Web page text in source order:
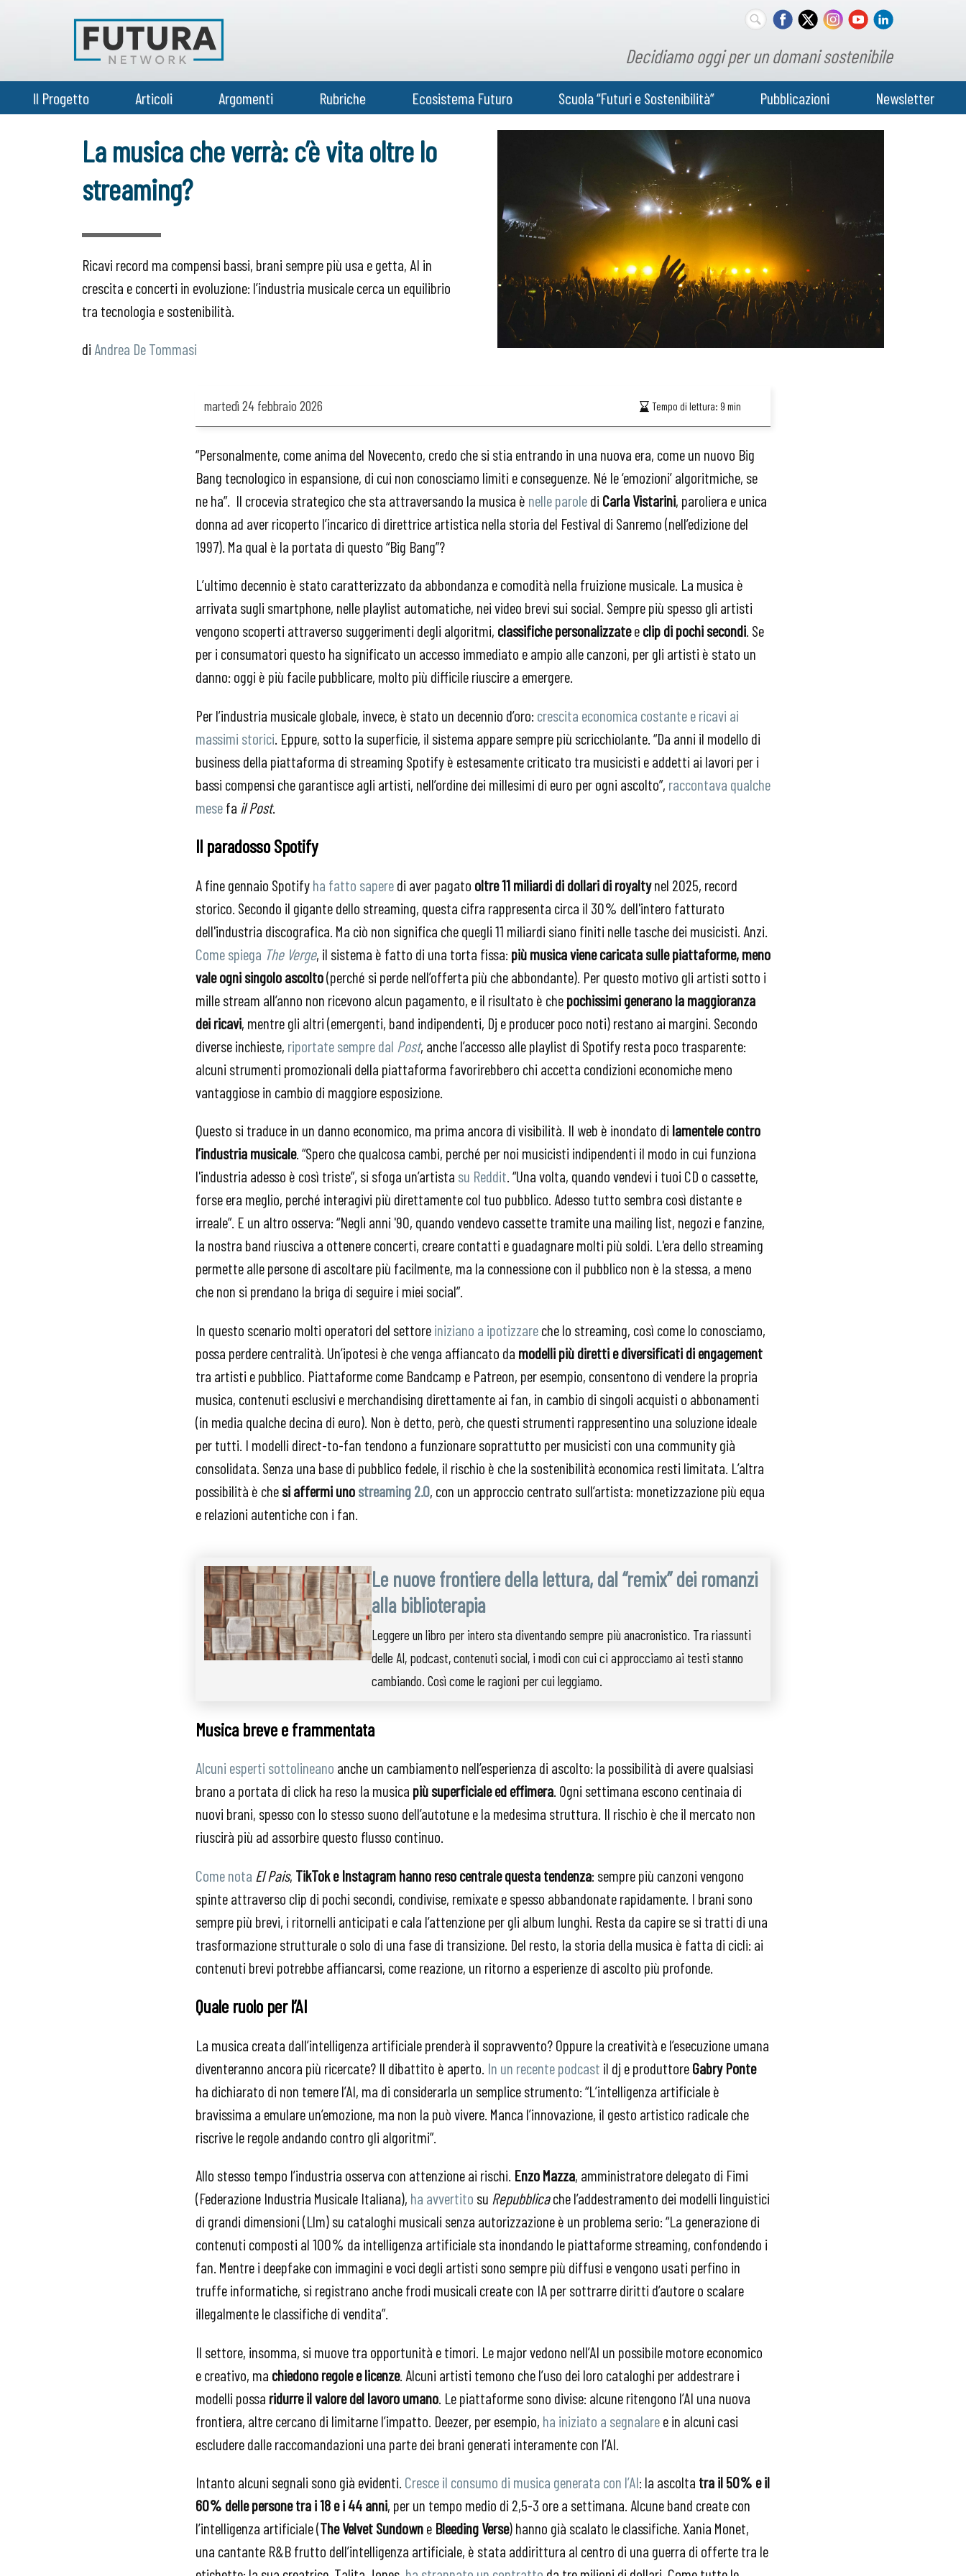
Decidiamo oggi per un domani sostenibile
Il Progetto Articoli Argomenti Rubriche Ecosistema Futuro Scuola “Futuri e Sostenibilità” Pubblicazioni Newsletter
La musica che verrà: c’è vita oltre lo
streaming?
Ricavi record ma compensi bassi, brani sempre più usa e getta, AI in
crescita e concerti in evoluzione: l’industria musicale cerca un equilibrio
tra tecnologia e sostenibilità.
Andrea De Tommasi
martedì 24 febbraio 2026 Tempo di lettura:9 min
“Personalmente, come anima del Novecento, credo che si stia entrando in una nuova era, come un nuovo Big
Bang tecnologico in espansione, di cui non conosciamo limiti e conseguenze. Né le ‘emozioni’ algoritmiche, se
ne ha”. Il crocevia strategico che sta attraversando la musica è nelle paroledi Carla Vistarini, paroliera e unica
donna ad aver ricoperto l’incarico di direttrice artistica nella storia del Festival di Sanremo (nell’edizione del
1997). Ma qual è la portata di questo “Big Bang”?
L’ultimo decennio è stato caratterizzato da abbondanza e comodità nella fruizione musicale. La musica è
arrivata sugli smartphone, nelle playlist automatiche, nei video brevi sui social. Sempre più spesso gli artisti
vengono scoperti attraverso suggerimenti degli algoritmi, classifiche personalizzateeclip di pochi secondi . Se
per i consumatori questo ha significato un accesso immediato e ampio alle canzoni, per gli artisti è stato un
danno: oggi è più facile pubblicare, molto più difficile riuscire a emergere.
Per l’industria musicale globale, invece, è stato un decennio d’oro: crescita economica costante e ricavi ai
massimi storici . Eppure, sotto la superficie, il sistema appare sempre più scricchiolante. “Da anni il modello di
business della piattaforma di streaming Spotify è estesamente criticato tra musicisti e addetti ai lavori per i
bassi compensi che garantisce agli artisti, nell’ordine dei millesimi di euro per ogni ascolto”, raccontava qualche
mesefa il Post.
Il paradosso Spotify
A fine gennaio Spotifyha fatto saperedi aver pagato oltre 11 miliardi di dollari di royaltynel 2025, record
storico. Secondo il gigante dello streaming, questa cifra rappresenta circa il 30% dell'intero fatturato
dell'industria discografica. Ma ciò non significa che quegli 11 miliardi siano finiti nelle tasche dei musicisti. Anzi.
Come spiega The Verge, il sistema è fatto di una torta fissa: più musica viene caricata sulle piattaforme, meno
vale ogni singolo ascolto(perché si perde nell’offerta più che abbondante). Per questo motivo gli artisti sotto i
mille stream all’anno non ricevono alcun pagamento, e il risultato è chepochissimi generano la maggioranza
dei ricavi, mentre gli altri (emergenti, band indipendenti, Dj e producer poco noti) restano ai margini. Secondo
diverse inchieste, riportate sempre dal Post, anche l’accesso alle playlist di Spotify resta poco trasparente:
alcuni strumenti promozionali della piattaforma favorirebbero chi accetta condizioni economiche meno
vantaggiose in cambio di maggiore esposizione.
Questo si traduce in un danno economico, ma prima ancora di visibilità. Il web è inondato di lamentele contro
l’industria musicale. “Spero che qualcosa cambi, perché per noi musicisti indipendenti il modo in cui funziona
l'industria adesso è così triste”, si sfoga un’artista su Reddit. “Una volta, quando vendevi i tuoi CD o cassette,
forse era meglio, perché interagivi più direttamente col tuo pubblico. Adesso tutto sembra così distante e
irreale”. E un altro osserva: “Negli anni '90, quando vendevo cassette tramite una mailing list, negozi e fanzine,
la nostra band riusciva a ottenere concerti, creare contatti e guadagnare molti più soldi. L'era dello streaming
permette alle persone di ascoltare più facilmente, ma la connessione con il pubblico non è la stessa, a meno
che non si prendano la briga di seguire i miei social”.
In questo scenario molti operatori del settoreiniziano a ipotizzareche lo streaming, così come lo conosciamo,
possa perdere centralità. Un’ipotesi è che venga affiancato da modelli più diretti e diversificati di engagement
tra artisti e pubblico. Piattaforme come Bandcamp e Patreon, per esempio, consentono di vendere la propria
musica, contenuti esclusivi e merchandising direttamente ai fan, in cambio di singoli acquisti o abbonamenti
(in media qualche decina di euro). Non è detto, però, che questi strumenti rappresentino una soluzione ideale
per tutti. I modelli direct-to-fan tendono a funzionare soprattutto per musicisti con una community già
consolidata. Senza una base di pubblico fedele, il rischio è che la sostenibilità economica resti limitata. L’altra
possibilità è chesi affermi unostreaming 2.0, con un approccio centrato sull’artista: monetizzazione più equa
e relazioni autentiche con i fan.
Le nuove frontiere della lettura, dal “remix” dei romanzi
alla biblioterapia
Leggere un libro per intero sta diventando sempre più anacronistico. Tra riassunti
delle AI, podcast, contenuti social, i modi con cui ci approcciamo ai testi stanno
cambiando. Così come le ragioni per cui leggiamo.
Musica breve e frammentata
Alcuni esperti sottolineano anche un cambiamento nell’esperienza di ascolto: la possibilità di avere qualsiasi
brano a portata di click ha reso la musica più superficiale ed effimera. Ogni settimana escono centinaia di
nuovi brani, spesso con lo stesso suono dell’autotune e la medesima struttura. Il rischio è che il mercato non
riuscirà più ad assorbire questo flusso continuo.
Come nota El Pais, TikTok e Instagram hanno reso centrale questa tendenza: sempre più canzoni vengono
spinte attraverso clip di pochi secondi, condivise, remixate e spesso abbandonate rapidamente. I brani sono
sempre più brevi, i ritornelli anticipati e cala l’attenzione per gli album lunghi. Resta da capire se si tratti di una
trasformazione strutturale o solo di una fase di transizione. Del resto, la storia della musica è fatta di cicli: ai
contenuti brevi potrebbe affiancarsi, come reazione, un ritorno a esperienze di ascolto più profonde.
Quale ruolo per l’AI
La musica creata dall’intelligenza artificiale prenderà il sopravvento? Oppure la creatività e l’esecuzione umana
diventeranno ancora più ricercate? Il dibattito è aperto. In un recente podcast il dj e produttoreGabry Ponte
ha dichiarato di non temere l’AI, ma di considerarla un semplice strumento: “L’intelligenza artificiale è
bravissima a emulare un’emozione, ma non la può vivere. Manca l’innovazione, il gesto artistico radicale che
riscrive le regole andando contro gli algoritmi”.
Allo stesso tempo l’industria osserva con attenzione ai rischi. Enzo Mazza, amministratore delegato di Fimi
(Federazione Industria Musicale Italiana), ha avvertito su Repubblicache l’addestramento dei modelli linguistici
di grandi dimensioni (Llm) su cataloghi musicali senza autorizzazione è un problema serio: “La generazione di
contenuti composti al 100% da intelligenza artificiale sta inondando le piattaforme streaming, confondendo i
fan. Mentre i deepfake con immagini e voci degli artisti sono sempre più diffusi e vengono usati perfino in
truffe informatiche, si registrano anche frodi musicali create con IA per sottrarre diritti d’autore o scalare
illegalmente le classifiche di vendita”.
Il settore, insomma, si muove tra opportunità e timori. Le major vedono nell’AI un possibile motore economico
e creativo, ma chiedono regole e licenze. Alcuni artisti temono che l’uso dei loro cataloghi per addestrare i
modelli possa ridurre il valore del lavoro umano . Le piattaforme sono divise: alcune ritengono l’AI una nuova
frontiera, altre cercano di limitarne l’impatto. Deezer, per esempio, ha iniziato a segnalaree in alcuni casi
escludere dalle raccomandazioni una parte dei brani generati interamente con l’AI.
Intanto alcuni segnali sono già evidenti. Cresce il consumo di musica generata con l’AI: la ascolta tra il 50% e il
60% delle persone tra i 18 e i 44 anni, per un tempo medio di 2,5-3 ore a settimana. Alcune band create con
l’intelligenza artificiale (The Velvet Sundowne Bleeding Verse) hanno già scalato le classifiche. Xania Monet,
una cantante R&B frutto dell’intelligenza artificiale, è stata addirittura al centro di una guerra di offerte tra le